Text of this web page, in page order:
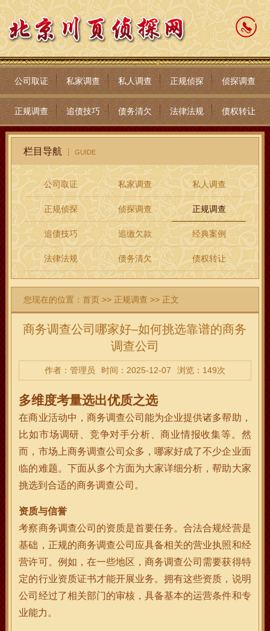
公司取证 私家调查 私人调查 正规侦探 侦探调查
正规调查 追债技巧 债务清欠 法律法规 债权转让
栏目导航 GUIDE
公司取证 私家调查 私人调查
正规侦探 侦探调查 正规调查
追债技巧 追缴欠款 经典案例
法律法规 债务清欠 债权转让
您现在的位置：首页 >> 正规调查 >> 正文
商务调查公司哪家好–如何挑选靠谱的商务
调查公司
作者：管理员 时间：2025-12-07 浏览：149次
多维度考量选出优质之选
在商业活动中，商务调查公司能为企业提供诸多帮助，
比如市场调研、竞争对手分析、商业情报收集等。然
而，市场上商务调查公司众多，哪家好成了不少企业面
临的难题。下面从多个方面为大家详细分析，帮助大家
挑选到合适的商务调查公司。
资质与信誉
考察商务调查公司的资质是首要任务。合法合规经营是
基础，正规的商务调查公司应具备相关的营业执照和经
营许可。例如，在一些地区，商务调查公司需要获得特
定的行业资质证书才能开展业务。拥有这些资质，说明
公司经过了相关部门的审核，具备基本的运营条件和专
业能力。